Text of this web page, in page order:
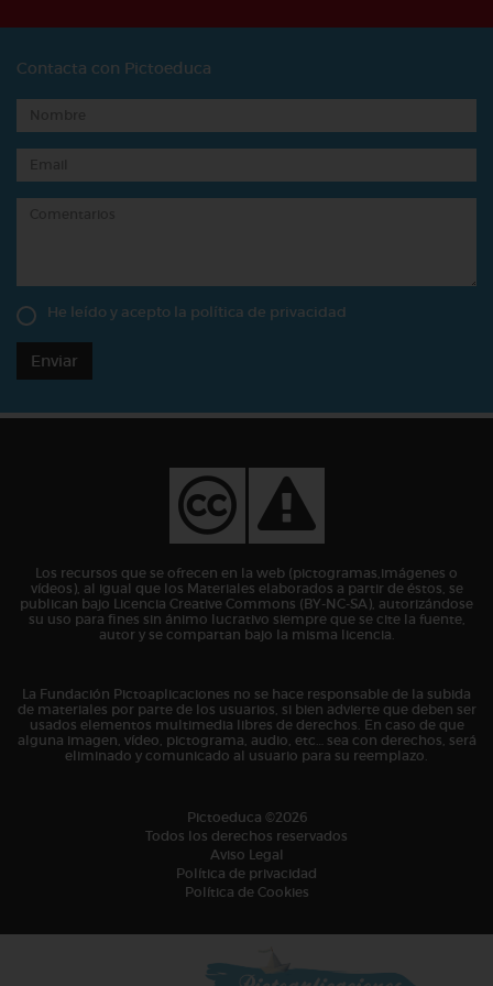
Contacta con Pictoeduca
He leído y acepto la política de privacidad
Enviar
Los recursos que se ofrecen en la web (pictogramas,imágenes o
vídeos), al igual que los Materiales elaborados a partir de éstos, se
publican bajo Licencia Creative Commons (BY-NC-SA), autorizándose
su uso para fines sin ánimo lucrativo siempre que se cite la fuente,
autor y se compartan bajo la misma licencia.
La Fundación Pictoaplicaciones no se hace responsable de la subida
de materiales por parte de los usuarios, si bien advierte que deben ser
usados elementos multimedia libres de derechos. En caso de que
alguna imagen, vídeo, pictograma, audio, etc… sea con derechos, será
eliminado y comunicado al usuario para su reemplazo.
Pictoeduca ©2026
Todos los derechos reservados
Aviso Legal
Política de privacidad
Política de Cookies